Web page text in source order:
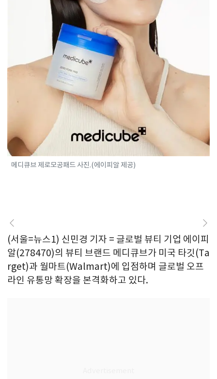
메디큐브 제로모공패드 사진.(에이피알 제공)
(서울=뉴스1) 신민경 기자 = 글로벌 뷰티 기업 에이피
알(278470)의 뷰티 브랜드 메디큐브가 미국 타깃(Ta
rget)과 월마트(Walmart)에 입점하며 글로벌 오프
라인 유통망 확장을 본격화하고 있다.